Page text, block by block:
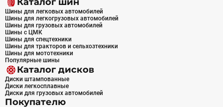
Шины для легковых автомобилей
Шины для легкогрузовых автомобилей
Шины для грузовых автомобилей
Шины с ЦМК
Шины для спецтехники
Шины для тракторов и сельхозтехники
Шины для мототехники
Популярные шины
Каталог дисков
Диски штампованные
Диски легкосплавные
Диски для грузовых автомобилей
Покупателю